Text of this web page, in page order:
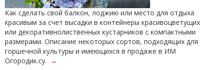
Как сделать свой балкон, лоджию или место для отдыха
красивым за счет высадки в контейнеры красивоцветущих
или декоративнолиственных кустарников с компактными
размерами. Описание некоторых сортов, подходящих для
горшечной культуры и имеющихся в продаже в ИМ
Огородик.су. →